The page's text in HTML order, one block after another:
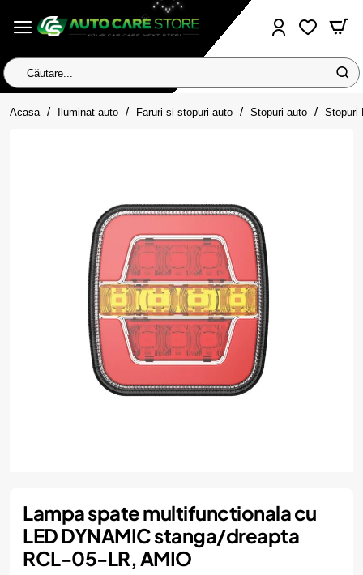
Căutare...
Acasa homeIluminat auto Faruri si stopuri auto Stopuri auto Stopuri
Momentan indisponibil
Lampa spate multifunctionala cu
LED DYNAMIC stanga/dreapta
RCL-05-LR, AMIO